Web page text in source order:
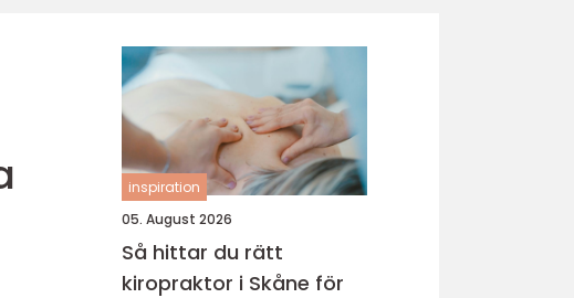
inspiration
05. August 2026
Så hittar du rätt
kiropraktor i Skåne för